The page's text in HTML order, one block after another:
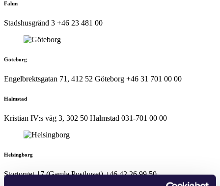
Falun
Stadshusgränd 3 +46 23 481 00
Göteborg
Engelbrektsgatan 71, 412 52 Göteborg +46 31 701 00 00
Halmstad
Kristian IV:s väg 3, 302 50 Halmstad 031-701 00 00
Helsingborg
Stortorget 17 (Gamla Posthuset) +46 42 26 99 50